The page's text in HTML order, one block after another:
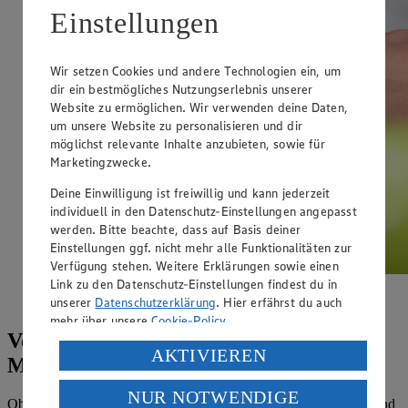
Nach heutigen wissenschaftlichen Standards, sind die
gesunden Vorteil von L-Arginin umstritten.
Verbessert L-Arginin das
Muskelwachstum?
Ob eine gezielte Nahrungsergänzung mit L-Arginin sinnvoll ist und
Einstellungen
Wir setzen Cookies und andere Technologien ein, um
dir ein bestmögliches Nutzungserlebnis unserer
Website zu ermöglichen. Wir verwenden deine Daten,
um unsere Website zu personalisieren und dir
möglichst relevante Inhalte anzubieten, sowie für
Marketingzwecke.
Deine Einwilligung ist freiwillig und kann jederzeit
individuell in den Datenschutz-Einstellungen angepasst
werden. Bitte beachte, dass auf Basis deiner
Einstellungen ggf. nicht mehr alle Funktionalitäten zur
Verfügung stehen. Weitere Erklärungen sowie einen
Link zu den Datenschutz-Einstellungen findest du in
unserer Datenschutzerklärung. Hier erfährst du auch
mehr über unsereCookie-Policy.
Verarbeitung deiner personenbezogenen Daten in den
USA durch Facebook und YouTube:
Wenn du auf „Aktivieren“ klickst, willigst du im Sinne
AKTIVIEREN
NUR NOTWENDIGE